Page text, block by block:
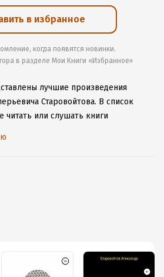
в избранное
когда появятся новинки.
в разделе Мои Книги «Избранное»
лучшие произведения
Старовойтова. В список
читать или слушать книги
интернету.